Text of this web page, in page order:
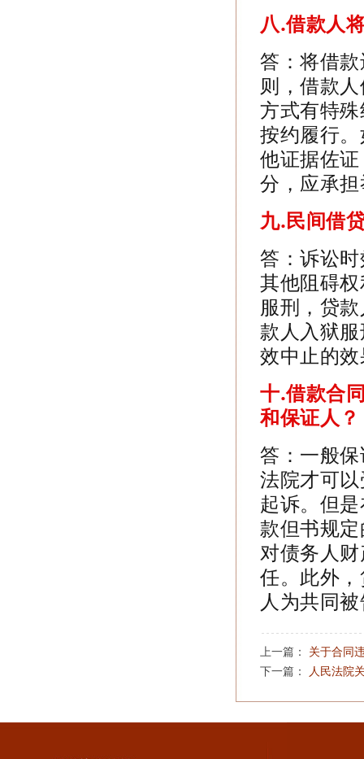
八.借款人
答：将借
则，借款
方式有特
按约履行
他证据佐
分，应承
九.民间借
答：诉讼
其他阻碍
服刑，贷
款人入狱
效中止的
十.借款合
和保证人？
答：一般
法院才可
起诉。但
款但书规
对债务人
任。此外
人为共同
上一篇：
关于合同
下一篇：
人民法院